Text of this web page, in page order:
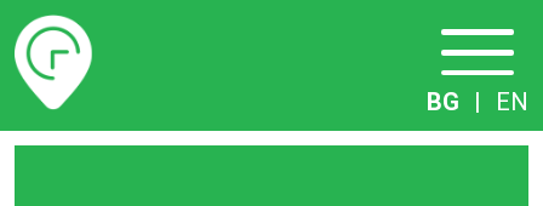
Разписание
BG | EN